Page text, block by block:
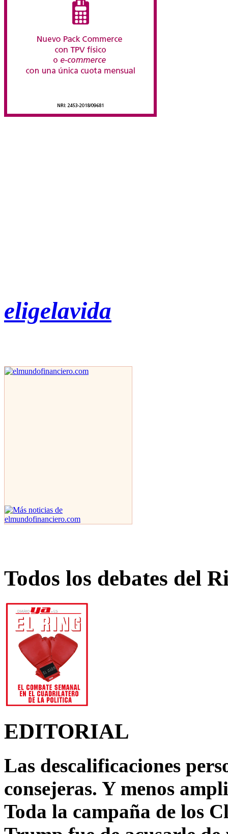
eligelavida
Todos los debates del
EDITORIAL
Las descalificaciones
consejeras. Y menos
Toda la campaña de los